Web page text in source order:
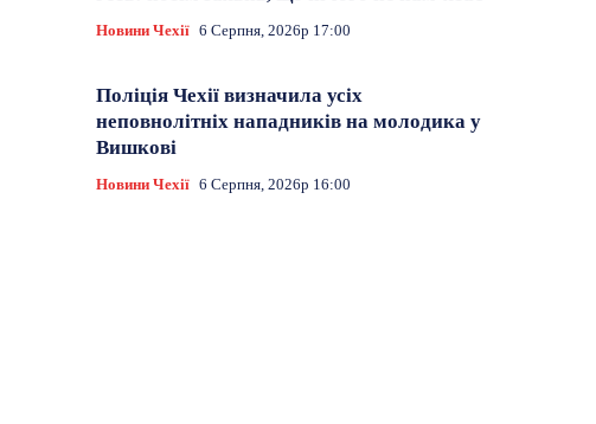
Новини Чехії 6 Серпня, 2026р 17:00
Поліція Чехії визначила усіх
неповнолітніх нападників на молодика у
Вишкові
Новини Чехії 6 Серпня, 2026р 16:00